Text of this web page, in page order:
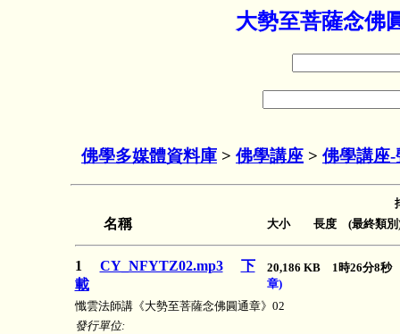
大勢至菩薩念佛
佛學多媒體資料庫 > 佛學講座 > 佛學講座-
名稱 大小 長度 (最終類別
1 CY_NFYTZ02.mp3
下
載
20,186 KB 1時26分8
章)
懺雲法師講《大勢至菩薩念佛圓通章》02
發行單位: